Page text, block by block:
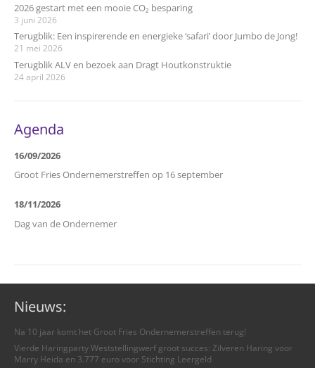
2026 gestart met een mooie CO₂ besparing
3 juni 2026
Terugblik: Een inspirerende en energieke ‘safari’ door Jumbo de Jong!
21 mei 2026
Terugblik ALV en bezoek aan Dragt Houtkonstruktie
24 april 2026
Agenda
16/09/2026
Groot Fries Ondernemerstreffen op 16 september
18/11/2026
Dag van de Ondernemer
Nieuws:
Na 10 jaar komt het Groot Fries Ondernemerstreffen terug!
Vierde Haringparty Weststellingwerf groot succes: Zilveren Haring voor
Marry Heida en 3.777 euro voor Stichting Leergeld